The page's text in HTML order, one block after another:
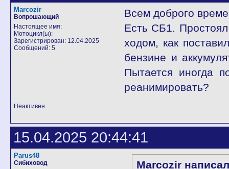
Marcozir
Вопрошающий
Настоящее имя:
Мотоцикл(ы):
Зарегистрирован: 12.04.2025
Сообщений: 5
Всем доброго
Есть СБ1.
ходом, как
бензине и
Пытается иногда
реанимировать?
Неактивен
15.04.2025 20:44:41
Parus48
Сибиховод
Marcozir